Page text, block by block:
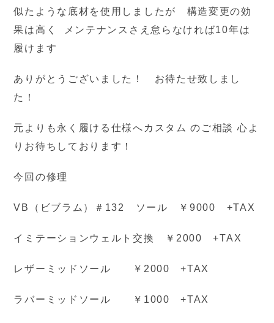
似たような底材を使用しましたが 構造変更の効
果は高く メンテナンスさえ怠らなければ10年は
履けます
ありがとうございました！ お待たせ致しまし
た！
元よりも永く履ける仕様へカスタム のご相談 心よ
りお待ちしております！
今回の修理
VB（ビブラム）＃132 ソール ￥9000 +TAX
イミテーションウェルト交換 ￥2000 +TAX
レザーミッドソール ￥2000 +TAX
ラバーミッドソール ￥1000 +TAX